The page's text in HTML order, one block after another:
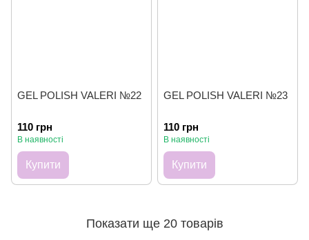
GEL POLISH VALERI №22
110 грн
В наявності
Купити
GEL POLISH VALERI №23
110 грн
В наявності
Купити
Показати ще 20 товарів